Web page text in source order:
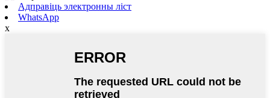
Адправіць электронны ліст
WhatsApp
x